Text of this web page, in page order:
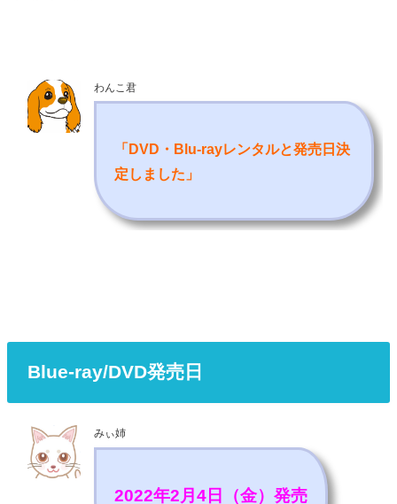
わんこ君
「DVD・Blu-rayレンタルと発売日決
定しました 」
Blue-ray/DVD発売日
みぃ姉
2022年2月4日（金）発売